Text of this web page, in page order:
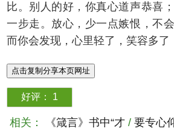
比。别人的好，你真心道声恭喜
一步走。放心，少一点嫉恨，不
而你会发现，心里轻了，笑容多了
点击复制分享本页网址
好评： 1
相关： 《箴言》书中“才 / 要专心